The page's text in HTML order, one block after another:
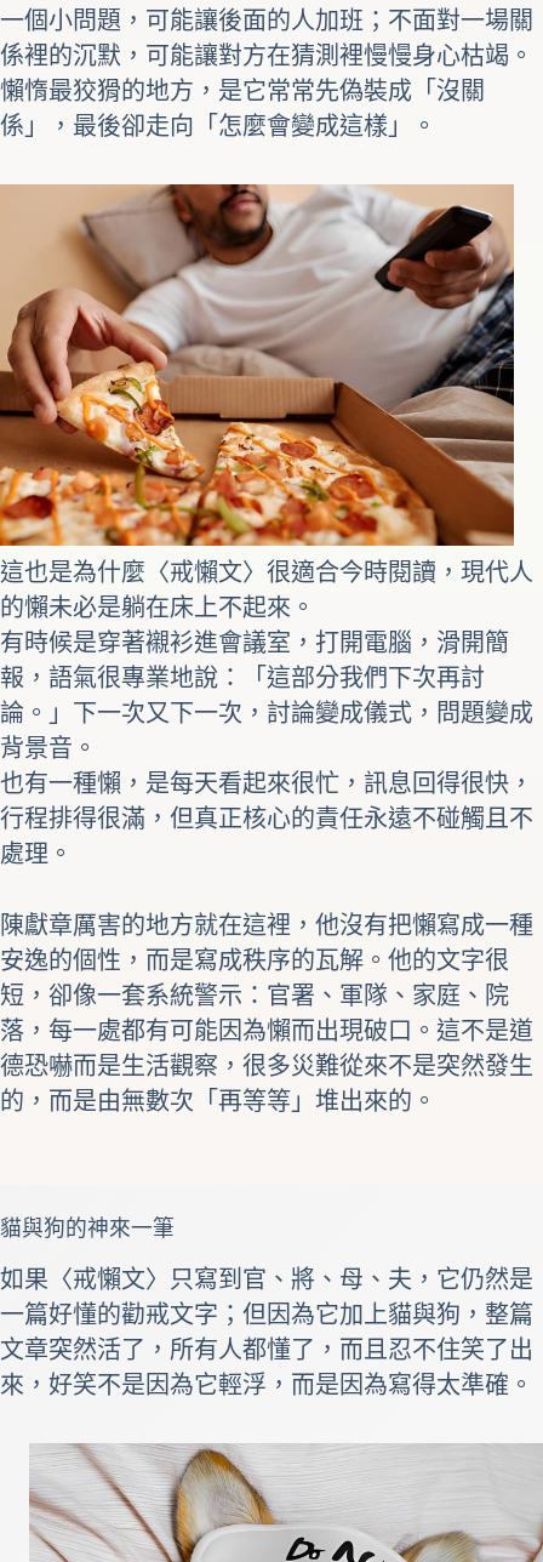
一個小問題，可能讓後面的人加班；不面對一場關
係裡的沉默，可能讓對方在猜測裡慢慢身心枯竭。
懶惰最狡猾的地方，是它常常先偽裝成「沒關
係」，最後卻走向「怎麼會變成這樣」。
這也是為什麼〈戒懶文〉很適合今時閱讀，現代人
的懶未必是躺在床上不起來。
有時候是穿著襯衫進會議室，打開電腦，滑開簡
報，語氣很專業地說：「這部分我們下次再討
論。」下一次又下一次，討論變成儀式，問題變成
背景音。
也有一種懶，是每天看起來很忙，訊息回得很快，
行程排得很滿，但真正核心的責任永遠不碰觸且不
處理。
陳獻章厲害的地方就在這裡，他沒有把懶寫成一種
安逸的個性，而是寫成秩序的瓦解。他的文字很
短，卻像一套系統警示：官署、軍隊、家庭、院
落，每一處都有可能因為懶而出現破口。這不是道
德恐嚇而是生活觀察，很多災難從來不是突然發生
的，而是由無數次「再等等」堆出來的。
貓與狗的神來一筆
如果〈戒懶文〉只寫到官、將、母、夫，它仍然是
一篇好懂的勸戒文字；但因為它加上貓與狗，整篇
文章突然活了，所有人都懂了，而且忍不住笑了出
來，好笑不是因為它輕浮，而是因為寫得太準確。